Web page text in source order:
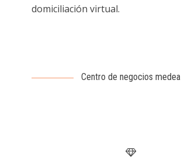
domiciliación virtual.
Centro de negocios medea